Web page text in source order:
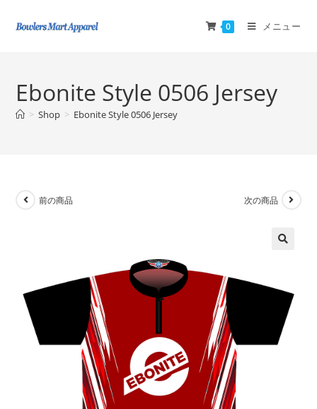
0 メニュー
Ebonite Style 0506 Jersey
> Shop > Ebonite Style 0506 Jersey
前の商品 次の商品